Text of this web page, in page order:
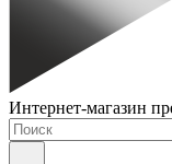
Интернет-магазин